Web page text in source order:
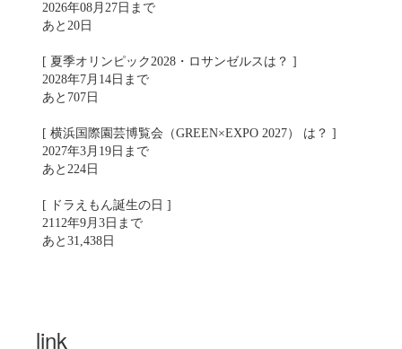
2026年08月27日まで
あと20日
[ 夏季オリンピック2028・ロサンゼルスは？ ]
2028年7月14日まで
あと707日
[ 横浜国際園芸博覧会（GREEN×EXPO 2027） は？ ]
2027年3月19日まで
あと224日
[ ドラえもん誕生の日 ]
2112年9月3日まで
あと31,438日
link